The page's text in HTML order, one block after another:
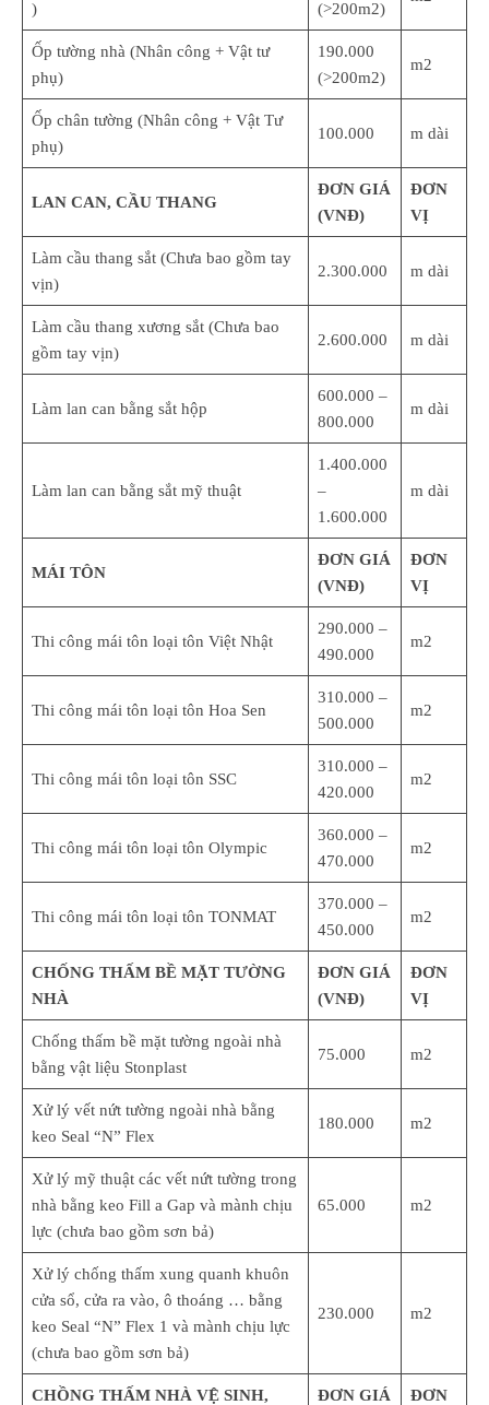
) (>200m2)
Ốp tường nhà (Nhân công + Vật tư
phụ)
190.000
(>200m2)
m2
Ốp chân tường (Nhân công + Vật Tư
phụ)
100.000 m dài
LAN CAN, CẦU THANG
ĐƠN GIÁ
(VNĐ)
ĐƠN
VỊ
Làm cầu thang sắt (Chưa bao gồm tay
vịn)
2.300.000 m dài
Làm cầu thang xương sắt (Chưa bao
gồm tay vịn)
2.600.000 m dài
Làm lan can bằng sắt hộp
600.000 –
800.000
m dài
Làm lan can bằng sắt mỹ thuật
1.400.000
–
1.600.000
m dài
MÁI TÔN
ĐƠN GIÁ
(VNĐ)
ĐƠN
VỊ
Thi công mái tôn loại tôn Việt Nhật
290.000 –
490.000
m2
Thi công mái tôn loại tôn Hoa Sen
310.000 –
500.000
m2
Thi công mái tôn loại tôn SSC
310.000 –
420.000
m2
Thi công mái tôn loại tôn Olympic
360.000 –
470.000
m2
Thi công mái tôn loại tôn TONMAT
370.000 –
450.000
m2
CHỐNG THẤM BỀ MẶT TƯỜNG
NHÀ
ĐƠN GIÁ
(VNĐ)
ĐƠN
VỊ
Chống thấm bề mặt tường ngoài nhà
bằng vật liệu Stonplast
75.000 m2
Xử lý vết nứt tường ngoài nhà bằng
keo Seal “N” Flex
180.000 m2
Xử lý mỹ thuật các vết nứt tường trong
nhà bằng keo Fill a Gap và mành chịu
lực (chưa bao gồm sơn bả)
65.000 m2
Xử lý chống thấm xung quanh khuôn
cửa sổ, cửa ra vào, ô thoáng … bằng
keo Seal “N” Flex 1 và mành chịu lực
(chưa bao gồm sơn bả)
230.000 m2
CHỒNG THẤM NHÀ VỆ SINH,
ĐƠN GIÁ
ĐƠN